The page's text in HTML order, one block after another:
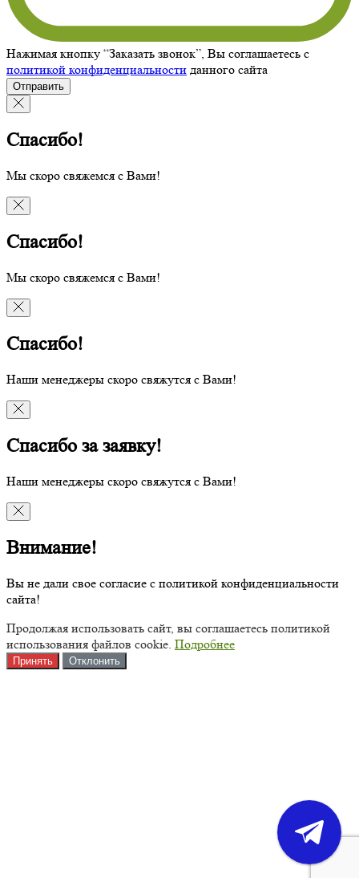
Нажимая кнопку “Заказать звонок”, Вы соглашаетесь с
политикой конфиденциальности данного сайта
Отправить
Спасибо!
Мы скоро свяжемся с Вами!
Спасибо!
Мы скоро свяжемся с Вами!
Спасибо!
Наши менеджеры скоро свяжутся с Вами!
Спасибо за заявку!
Наши менеджеры скоро свяжутся с Вами!
Внимание!
Вы не дали свое согласие с политикой конфиденциальности
сайта!
Продолжая использовать сайт, вы соглашаетесь политикой
использования файлов cookie. Подробнее
Принять Отклонить